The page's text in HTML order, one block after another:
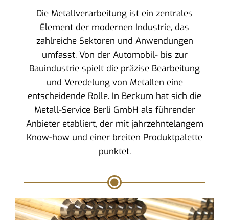
Die Metallverarbeitung ist ein zentrales
Element der modernen Industrie, das
zahlreiche Sektoren und Anwendungen
umfasst. Von der Automobil- bis zur
Bauindustrie spielt die präzise Bearbeitung
und Veredelung von Metallen eine
entscheidende Rolle. In Beckum hat sich die
Metall-Service Berli GmbH als führender
Anbieter etabliert, der mit jahrzehntelangem
Know-how und einer breiten Produktpalette
punktet.